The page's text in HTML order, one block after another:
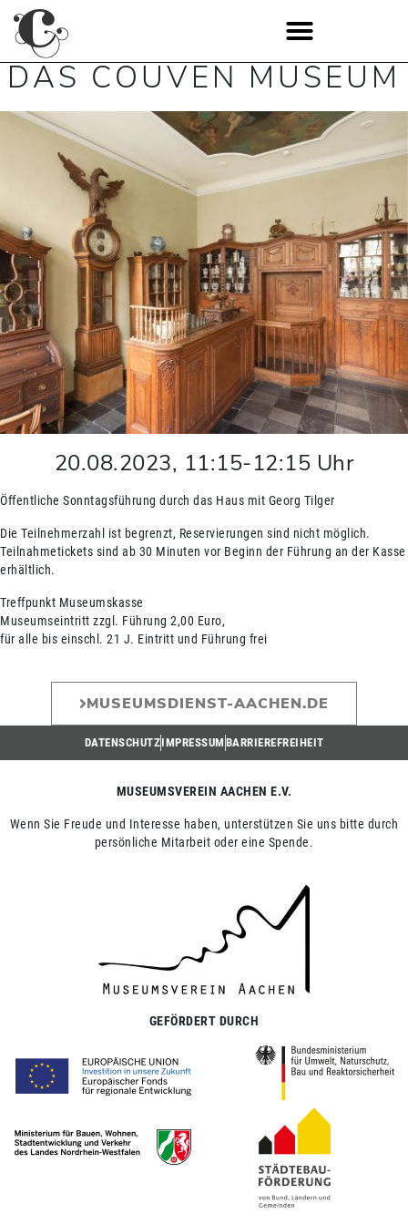
DAS COUVEN MUSEUM
20.08.2023, 11:15-12:15 Uhr
Öffentliche Sonntagsführung durch das Haus mit Georg Tilger
Die Teilnehmerzahl ist begrenzt, Reservierungen sind nicht möglich.
Teilnahmetickets sind ab 30 Minuten vor Beginn der Führung an der Kasse
erhältlich.
Treffpunkt Museumskasse
Museumseintritt zzgl. Führung 2,00 Euro,
für alle bis einschl. 21 J. Eintritt und Führung frei
MUSEUMSDIENST-AACHEN.DE
DATENSCHUTZIMPRESSUM BARRIEREFREIHEIT
MUSEUMSVEREIN AACHEN E.V.
Wenn Sie Freude und Interesse haben, unterstützen Sie uns bitte durch
persönliche Mitarbeit oder eine Spende.
GEFÖRDERT DURCH